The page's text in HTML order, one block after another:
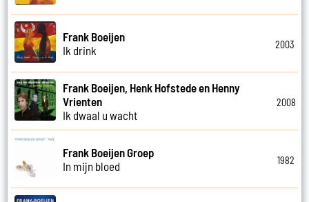
Frank Boeijen
Ik drink
2003
Frank Boeijen, Henk Hofstede en Henny
Vrienten
Ik dwaal u wacht
2008
Frank Boeijen Groep
In mijn bloed
1982